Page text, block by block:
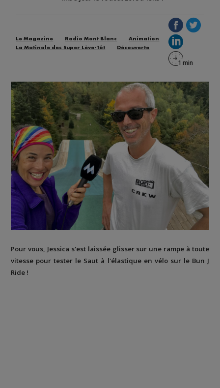
Le Magazine Radio Mont Blanc
Animation
La Matinale des Super Lève-Tôt
Découverte
Pour vous, Jessica s'est laissée glisser sur une rampe à toute
vitesse pour tester le Saut à l'élastique en vélo sur le Bun J
Ride !